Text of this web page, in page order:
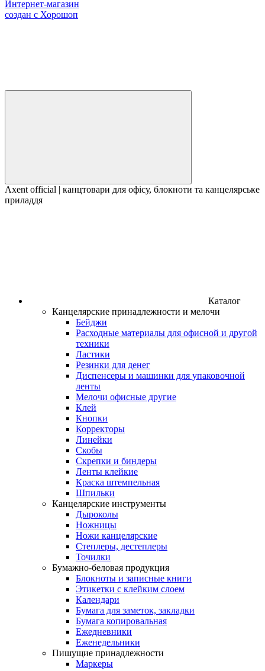
Интернет-магазин
создан с Хорошоп
Axent official | канцтовари для офісу, блокноти та канцелярське
приладдя
Каталог
Канцелярские принадлежности и мелочи
Бейджи
Расходные материалы для офисной и другой
техники
Ластики
Резинки для денег
Диспенсеры и машинки для упаковочной
ленты
Мелочи офисные другие
Клей
Кнопки
Корректоры
Линейки
Скобы
Скрепки и биндеры
Ленты клейкие
Краска штемпельная
Шпильки
Канцелярские инструменты
Дыроколы
Ножницы
Ножи канцелярские
Степлеры, дестеплеры
Точилки
Бумажно-беловая продукция
Блокноты и записные книги
Этикетки с клейким слоем
Календари
Бумага для заметок, закладки
Бумага копировальная
Ежедневники
Еженедельники
Пишущие принадлежности
Маркеры